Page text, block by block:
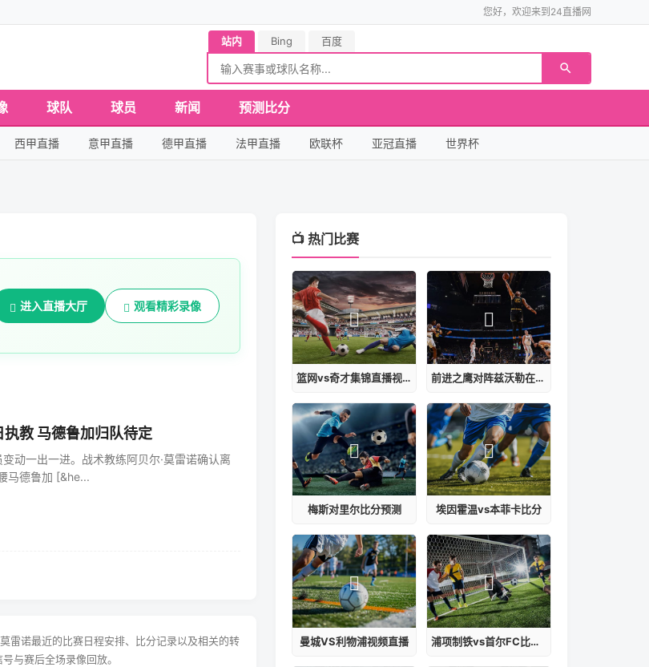
您好，欢迎来到24直播网
站内 Bing 百度
球队 球员 新闻 预测比分
西甲直播 意甲直播 德甲直播 法甲直播 欧联杯 亚冠直播 世界杯
进入直播大厅 观看精彩录像
教 马德鲁加归队待定
动一出一进。战术教练阿贝尔·莫雷诺确认离
马德鲁加 [&he...
雷诺最近的比赛日程安排、比分记录以及相关的转
与赛后全场录像回放。
📺 热门比赛
篮网vs奇才集锦直播视频在线观看 前进之鹰对阵兹沃勒在线观看高清视频
梅斯对里尔比分预测 埃因霍温vs本菲卡比分
曼城VS利物浦视频直播 浦项制铁vs首尔FC比赛结果预测